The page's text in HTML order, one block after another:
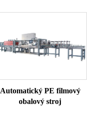
Automatický PE filmový
obalový stroj